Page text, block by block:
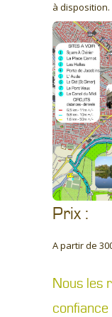
à disposition.
Prix :
A partir de
Nous les
confiance